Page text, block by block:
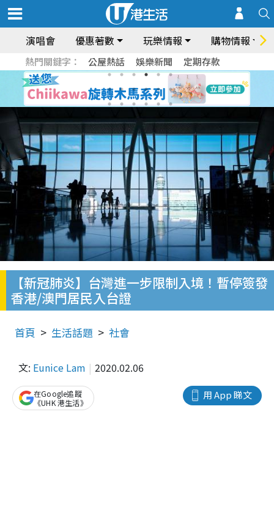
演唱會 優惠著數 玩樂情報 購物情報
熱門關鍵字： 公屋熱話 娛樂新聞 定期存款
【新冠肺炎】台灣進一步限制入境！暫停簽發
香港/澳門居民入台證
首頁 生活話題 社會
文: Eunice Lam 2020.02.06
用 App 睇文
在Google追蹤
《UHK 港生活》